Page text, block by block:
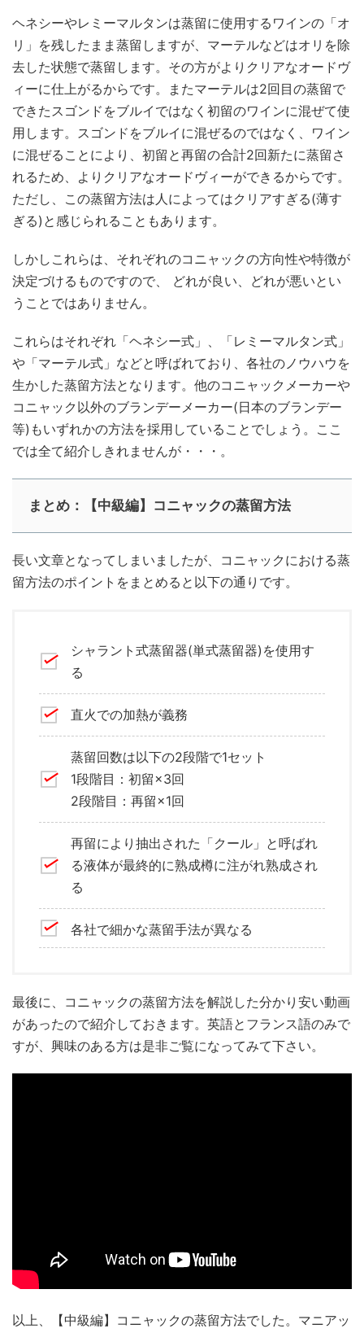
ヘネシーやレミーマルタンは蒸留に使用するワインの「オ
リ」を残したまま蒸留しますが、マーテルなどはオリを除
去した状態で蒸留します。その方がよりクリアなオードヴ
ィーに仕上がるからです。またマーテルは2回目の蒸留で
できたスゴンドをブルイではなく初留のワインに混ぜて使
用します。スゴンドをブルイに混ぜるのではなく、ワイン
に混ぜることにより、初留と再留の合計2回新たに蒸留さ
れるため、よりクリアなオードヴィーができるからです。
ただし、この蒸留方法は人によってはクリアすぎる(薄す
ぎる)と感じられることもあります。
しかしこれらは、それぞれのコニャックの方向性や特徴が
決定づけるものですので、 どれが良い、どれが悪いとい
うことではありません。
これらはそれぞれ「ヘネシー式」、「レミーマルタン式」
や「マーテル式」などと呼ばれており、各社のノウハウを
生かした蒸留方法となります。他のコニャックメーカーや
コニャック以外のブランデーメーカー(日本のブランデー
等)もいずれかの方法を採用していることでしょう。ここ
では全て紹介しきれませんが・・・。
まとめ：【中級編】コニャックの蒸留方法
長い文章となってしまいましたが、コニャックにおける蒸
留方法のポイントをまとめると以下の通りです。
シャラント式蒸留器(単式蒸留器)を使用す
る
直火での加熱が義務
蒸留回数は以下の2段階で1セット
1段階目：初留×3回
2段階目：再留×1回
再留により抽出された「クール」と呼ばれ
る液体が最終的に熟成樽に注がれ熟成され
る
各社で細かな蒸留手法が異なる
最後に、コニャックの蒸留方法を解説した分かり安い動画
があったので紹介しておきます。英語とフランス語のみで
すが、興味のある方は是非ご覧になってみて下さい。
以上、【中級編】コニャックの蒸留方法でした。マニアッ